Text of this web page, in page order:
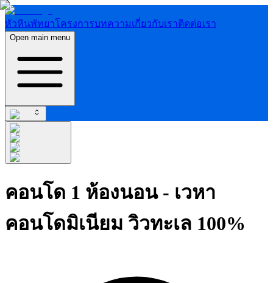
หัวหินพัทยาโครงการบทความเกี่ยวกับเราติดต่อเรา
Open main menu
คอนโด 1 ห้องนอน - เวหา
คอนโดมิเนียม วิวทะเล 100%